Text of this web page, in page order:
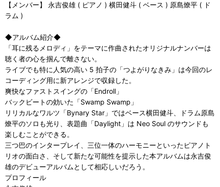
【メンバー】 永吉俊雄 ( ピアノ ) 横田健斗 ( ベース ) 原島燎平 ( ド
ラム )
◆アルバム紹介◆
「耳に残るメロディ」をテーマに作曲されたオリジナルナンバーは
聴く者の心を掴んで離さない。
ライブでも特に人気の高い 5 拍子の「つよがりなきみ」は今回のレ
コーディング用に新アレンジで収録した。
爽快なファストスイングの「Endroll」
バックビートの効いた「Swamp Swamp」
リリカルなワルツ「Bynary Star」ではベース横田健斗、ドラム原島
燎平のソロも光り、表題曲「Daylight」は Neo Soul のサウンドも
楽しむことができる。
三つ巴のインタープレイ、三位一体のハーモニーといったピアノト
リオの面白さ、そして新たな可能性を提示した本アルバムは永吉俊
雄のデビューアルバムとして相応しいだろう。
プロフィール